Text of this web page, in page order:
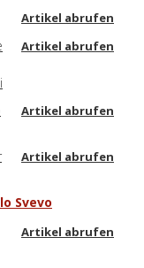
Artikel abrufen
Artikel abrufen
Artikel abrufen
Artikel abrufen
Svevo
Artikel abrufen